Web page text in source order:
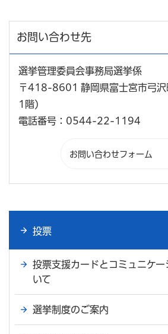
お問い合わせ先
選挙管理委員会事務局選挙係
〒418-8601 静岡県富士宮市弓
1階)
電話番号：0544-22-1194
投票
投票支援カードとコミュニケ
いて
選挙制度のご案内